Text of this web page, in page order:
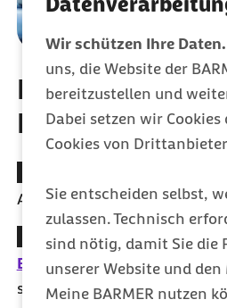
Wir schützen Ihre Daten.
uns, die Website der
bereitzustellen und
Dabei setzen wir Cookies
Cookies von
Sie entscheiden selbst,
zulassen. Technisch
sind nötig, damit Sie die
unserer Website und
Meine BARMER nutzen
Deine Vorteile
Barmer:
Angelegenheiten bequem
GesunderLifestylepunktet
Barmer Bonusprogramm
sichern.